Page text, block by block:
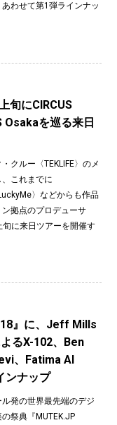
わせて第1弾ラインナッ
旬にCIRCUS
Osakaを巡る来日
クルー〈TEKLIFE〉のメ
これまでに
〉などからも作品
拠点のプロデューサ
に来日ツアーを開催す
』に、Jeff Mills
るX-102、Ben
、Fatima Al
ンナップ
発の世界最先端のデジ
祭典『MUTEK.JP